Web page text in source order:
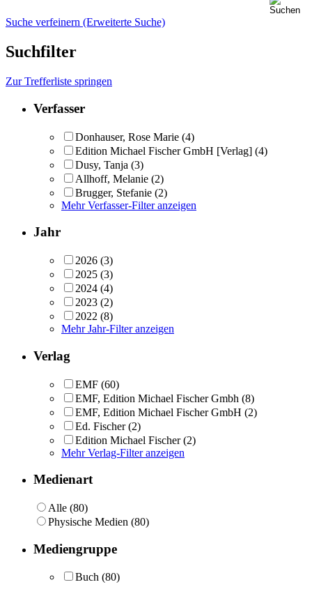
Suche verfeinern (Erweiterte Suche)
Suchfilter
Zur Trefferliste springen
Verfasser
Donhauser, Rose Marie (4)
Edition Michael Fischer GmbH [Verlag] (4)
Dusy, Tanja (3)
Allhoff, Melanie (2)
Brugger, Stefanie (2)
Mehr Verfasser-Filter anzeigen
Jahr
2026 (3)
2025 (3)
2024 (4)
2023 (2)
2022 (8)
Mehr Jahr-Filter anzeigen
Verlag
EMF (60)
EMF, Edition Michael Fischer Gmbh (8)
EMF, Edition Michael Fischer GmbH (2)
Ed. Fischer (2)
Edition Michael Fischer (2)
Mehr Verlag-Filter anzeigen
Medienart
Alle (80)
Physische Medien (80)
Mediengruppe
Buch (80)